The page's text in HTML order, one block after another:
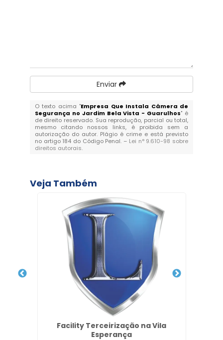
Enviar
O texto acima "Empresa Que Instala Câmera de
Segurança no Jardim Bela Vista - Guarulhos" é
de direito reservado. Sua reprodução, parcial ou total,
mesmo citando nossos links, é proibida sem a
autorização do autor. Plágio é crime e está previsto
no artigo 184 do Código Penal. – Lei n° 9.610-98 sobre
direitos autorais.
Veja Também
Facility Terceirização na Vila
Esperança